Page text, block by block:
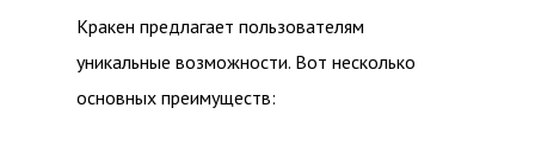
Кракен предлагает пользователям
уникальные возможности. Вот несколько
основных преимуществ: